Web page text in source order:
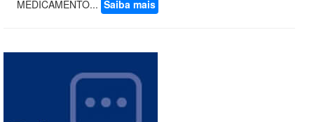
MEDICAMENTO... Saiba mais